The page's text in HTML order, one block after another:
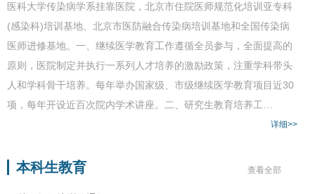
医科大学传染病学系挂靠医院，北京市住院医师规范化培训亚专科
(感染科)培训基地、北京市医防融合传染病培训基地和全国传染病
医师进修基地。一、继续医学教育工作遵循全员参与，全面提高的
原则，医院制定并执行一系列人才培养的激励政策，注重学科带头
人和学科骨干培养。每年举办国家级、市级继续医学教育项目近30
项，每年开设近百次院内学术讲座。二、研究生教育培养工…
详细>>
查看全部
本科生教育